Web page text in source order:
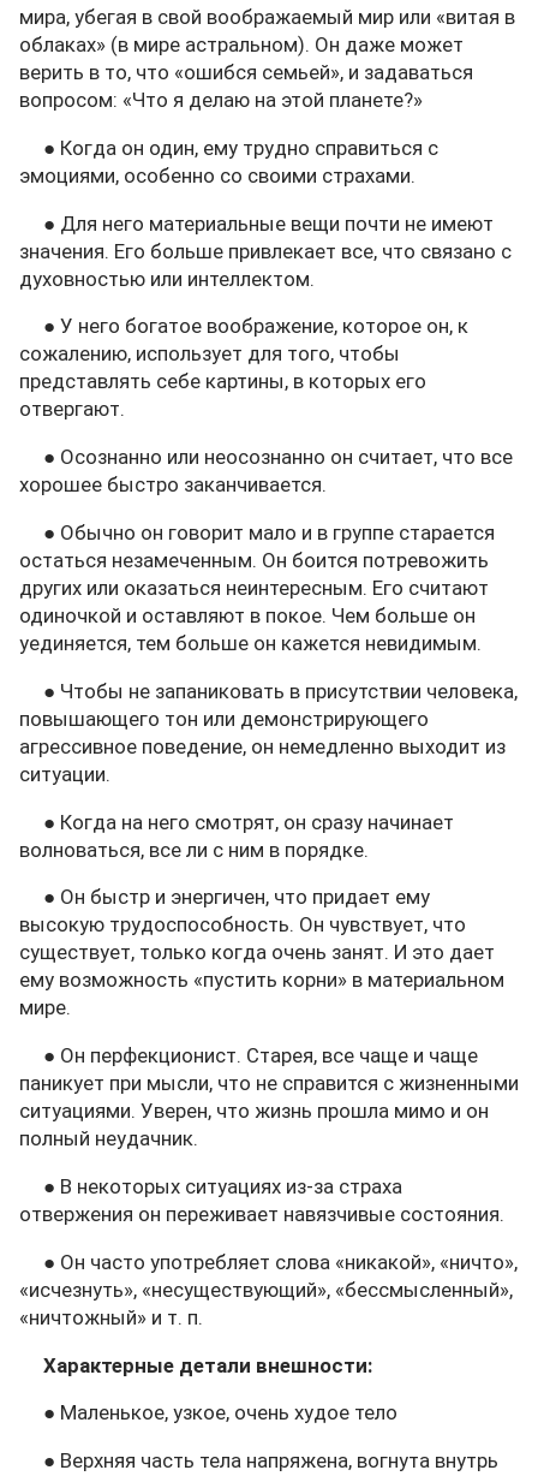
мира, убегая в свой воображаемый мир или «витая в
облаках» (в мире астральном). Он даже может
верить в то, что «ошибся семьей», и задаваться
вопросом: «Что я делаю на этой планете?»
● Когда он один, ему трудно справиться с
эмоциями, особенно со своими страхами.
● Для него материальные вещи почти не имеют
значения. Его больше привлекает все, что связано с
духовностью или интеллектом.
● У него богатое воображение, которое он, к
сожалению, использует для того, чтобы
представлять себе картины, в которых его
отвергают.
● Осознанно или неосознанно он считает, что все
хорошее быстро заканчивается.
● Обычно он говорит мало и в группе старается
остаться незамеченным. Он боится потревожить
других или оказаться неинтересным. Его считают
одиночкой и оставляют в покое. Чем больше он
уединяется, тем больше он кажется невидимым.
● Чтобы не запаниковать в присутствии человека,
повышающего тон или демонстрирующего
агрессивное поведение, он немедленно выходит из
ситуации.
● Когда на него смотрят, он сразу начинает
волноваться, все ли с ним в порядке.
● Он быстр и энергичен, что придает ему
высокую трудоспособность. Он чувствует, что
существует, только когда очень занят. И это дает
ему возможность «пустить корни» в материальном
мире.
● Он перфекционист. Старея, все чаще и чаще
паникует при мысли, что не справится с жизненными
ситуациями. Уверен, что жизнь прошла мимо и он
полный неудачник.
● В некоторых ситуациях из-за страха
отвержения он переживает навязчивые состояния.
● Он часто употребляет слова «никакой», «ничто»,
«исчезнуть», «несуществующий», «бессмысленный»,
«ничтожный» и т. п.
Характерные детали внешности:
● Маленькое, узкое, очень худое тело
● Верхняя часть тела напряжена, вогнута внутрь